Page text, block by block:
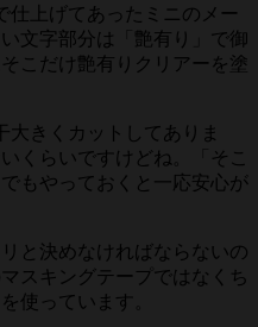
仕上げてあったミニのメー
文字部分は「艶有り」で御
こだけ艶有りクリアーを塗
大きくカットしてありま
くらいですけどね。「そこ
もやっておくと一応安心が
と決めなければならないの
スキングテープではなくち
使っています。